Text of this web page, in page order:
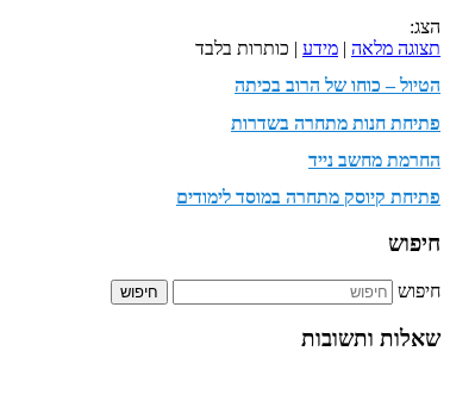
הצג:
תצוגה מלאה | מידע | כותרות בלבד
הטיול – כוחו של הרוב בכיתה
פתיחת חנות מתחרה בשדרות
החרמת מחשב נייד
פתיחת קיוסק מתחרה במוסד לימודים
חיפוש
חיפוש
שאלות ותשובות